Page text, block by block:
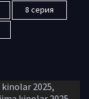
8 серия